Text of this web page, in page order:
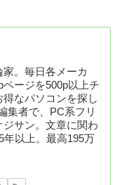
。毎日各メーカ
ージを500p以上チ
なパソコンを探し
集者で、PC系フリ
サン。文章に関わ
年以上。最高195万